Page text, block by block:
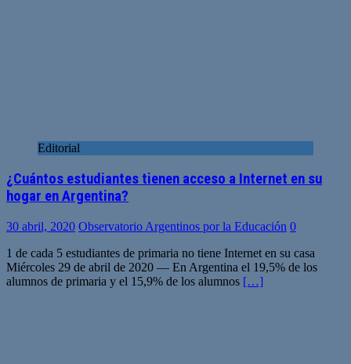
Editorial
¿Cuántos estudiantes tienen acceso a Internet en su
hogar en Argentina?
30 abril, 2020 Observatorio Argentinos por la Educación 0
1 de cada 5 estudiantes de primaria no tiene Internet en su casa
Miércoles 29 de abril de 2020 — En Argentina el 19,5% de los
alumnos de primaria y el 15,9% de los alumnos […]